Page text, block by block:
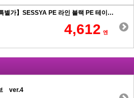
【20주년 기념 특별가】SESSYA PE 라인 블랙 PE 테이퍼 힘사 원투 0.5호 이하
4,612 엔
ver.4